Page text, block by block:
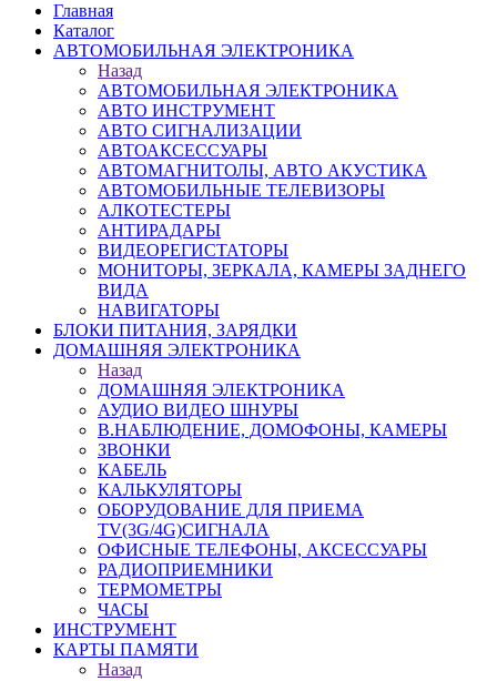
Главная
Каталог
АВТОМОБИЛЬНАЯ ЭЛЕКТРОНИКА
Назад
АВТОМОБИЛЬНАЯ ЭЛЕКТРОНИКА
АВТО ИНСТРУМЕНТ
АВТО СИГНАЛИЗАЦИИ
АВТОАКСЕССУАРЫ
АВТОМАГНИТОЛЫ, АВТО АКУСТИКА
АВТОМОБИЛЬНЫЕ ТЕЛЕВИЗОРЫ
АЛКОТЕСТЕРЫ
АНТИРАДАРЫ
ВИДЕОРЕГИСТАТОРЫ
МОНИТОРЫ, ЗЕРКАЛА, КАМЕРЫ ЗАДНЕГО
ВИДА
НАВИГАТОРЫ
БЛОКИ ПИТАНИЯ, ЗАРЯДКИ
ДОМАШНЯЯ ЭЛЕКТРОНИКА
Назад
ДОМАШНЯЯ ЭЛЕКТРОНИКА
АУДИО ВИДЕО ШНУРЫ
В.НАБЛЮДЕНИЕ, ДОМОФОНЫ, КАМЕРЫ
ЗВОНКИ
КАБЕЛЬ
КАЛЬКУЛЯТОРЫ
ОБОРУДОВАНИЕ ДЛЯ ПРИЕМА
TV(3G/4G)СИГНАЛА
ОФИСНЫЕ ТЕЛЕФОНЫ, АКСЕССУАРЫ
РАДИОПРИЕМНИКИ
ТЕРМОМЕТРЫ
ЧАСЫ
ИНСТРУМЕНТ
КАРТЫ ПАМЯТИ
Назад